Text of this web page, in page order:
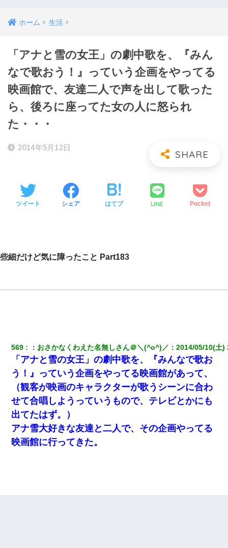
ホーム 生活
「アナと雪の女王」の劇中歌を、『みん
なで歌おう！』っていう企画をやってる
映画館で、友達二人で声を出して歌った
ら、後ろに座ってた女の人に怒られ
た・・・
2014年5月12日
ツイート シェア はてブ LINE Pocket
些細だけど気に障ったこと Part183
569 ： おさかなくわえた名無しさん＠＼(^o^)／ ：2014/05/10(土)
「アナと雪の女王」の劇中歌を、『みんなで歌お
う！』っていう企画をやってる映画館があって、
（観客が映画のキャラクターが歌うシーンに合わ
せて合唱しようっていうもので、テレビとかにも
出てたはず。）
アナ雪大好きな友達と二人で、その企画やってる
映画館に行ってきた。